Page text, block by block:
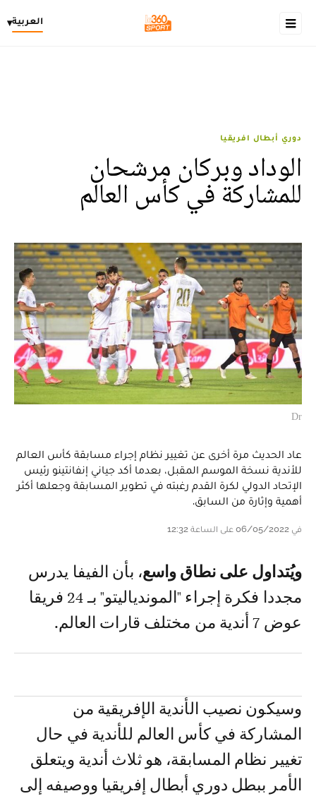
العربية▾
دوري أبطال افريقيا
الوداد وبركان مرشحان
للمشاركة في كأس العالم
Dr
عاد الحديث مرة أخرى عن تغيير نظام إجراء مسابقة كأس العالم
للأندية نسخة الموسم المقبل، بعدما أكد جياني إنفانتينو رئيس
الإتحاد الدولي لكرة القدم رغبته في تطوير المسابقة وجعلها أكثر
أهمية وإثارة من السابق.
في 06/05/2022 على الساعة 12:32
ويُتداول على نطاق واسع، بأن الفيفا يدرس
مجددا فكرة إجراء "الموندياليتو" بـ 24 فريقا
عوض 7 أندية من مختلف قارات العالم.
وسيكون نصيب الأندية الإفريقية من
المشاركة في كأس العالم للأندية في حال
تغيير نظام المسابقة، هو ثلاث أندية ويتعلق
الأمر ببطل دوري أبطال إفريقيا ووصيفه إلى